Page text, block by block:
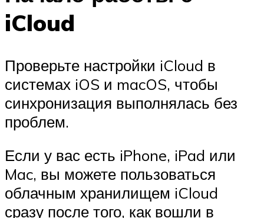
iCloud
Проверьте настройки iCloud в
системах iOS и macOS, чтобы
синхронизация выполнялась без
проблем.
Если у вас есть iPhone, iPad или
Mac, вы можете пользоваться
облачным хранилищем iCloud
сразу после того, как вошли в